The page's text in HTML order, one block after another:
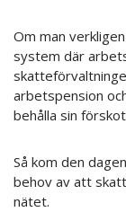
Om man
system där
arbetspension
behålla sin
Så kom den
behov av att
nätet.